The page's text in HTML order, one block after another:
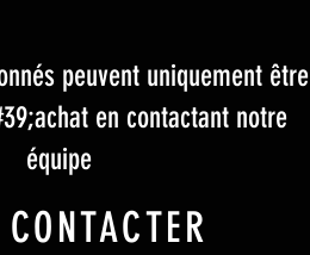
peuvent uniquement être
en contactant notre
équipe